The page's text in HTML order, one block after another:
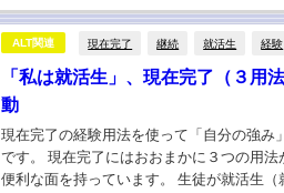
ALT関連 現在完了 継続 就活生 経験
「私は就活生」、現在完了（３用
動
現在完了の経験用法を使って「自分の強み
です。 現在完了にはおおまかに３つの用
便利な面を持っています。 生徒が就活生